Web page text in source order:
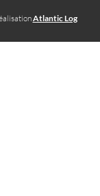
Atlantic Log